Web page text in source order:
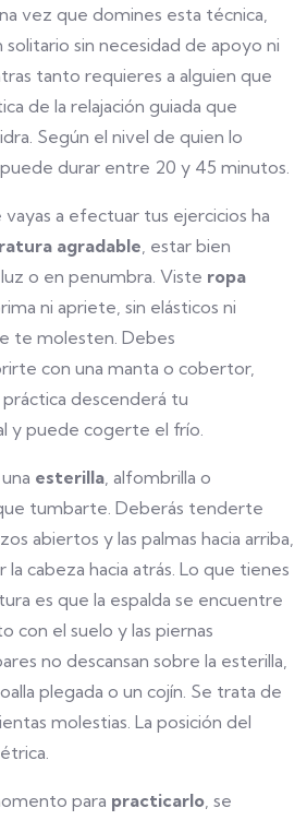
vez que domines esta técnica,
sin necesidad de apoyo ni
tanto requieres a alguien que
de la relajación guiada que
Según el nivel de quien lo
durar entre 20 y 45 minutos.
a efectuar tus ejercicios ha
agradable, estar bien
o en penumbra. Viste ropa
ni apriete, sin elásticos ni
te molesten. Debes
con una manta o cobertor,
descenderá tu
y puede cogerte el frío.
esterilla, alfombrilla o
tumbarte. Deberás tenderte
abiertos y las palmas hacia arriba,
la cabeza hacia atrás. Lo que tienes
es que la espalda se encuentre
con el suelo y las piernas
no descansan sobre la esterilla,
plegada o un cojín. Se trata de
molestias. La posición del
para practicarlo, se